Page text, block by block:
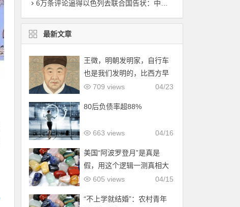
6万条评论逼得以色列去联合国告状：中国“狗头军师”的降维打击，到底有多可怕？
最新文章
王徵，明朝发明家，自行车
也是我们发明的，比西方早
了200年！
04/23
709 views
80后负债率超88%
04/16
663 views
美国“阿波罗登月”是真是
假，用这个逻辑一测真相大
白！
04/15
605 views
“不上学就结婚”：农村青年